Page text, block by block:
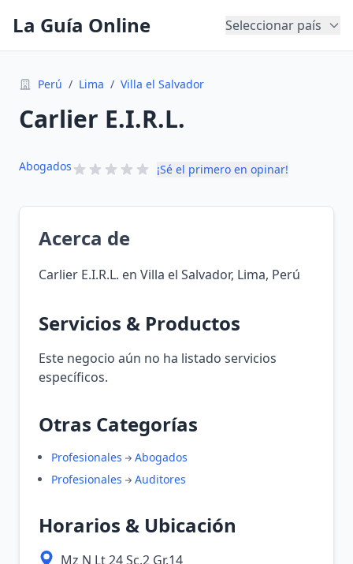
La Guía Online Seleccionar país
Perú / Lima / Villa el Salvador
Carlier E.I.R.L.
Abogados ¡Sé el primero en opinar!
Acerca de
Carlier E.I.R.L. en Villa el Salvador, Lima, Perú
Servicios & Productos
Este negocio aún no ha listado servicios
específicos.
Otras Categorías
Profesionales
Abogados
Profesionales
Auditores
Horarios & Ubicación
Mz N Lt 24 Sc.2 Gr.14